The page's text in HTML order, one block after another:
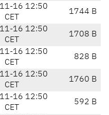
16 12:50
CET
1744 B
16 12:50
CET
1708 B
16 12:50
CET
828 B
16 12:50
CET
1760 B
16 12:50
CET
592 B